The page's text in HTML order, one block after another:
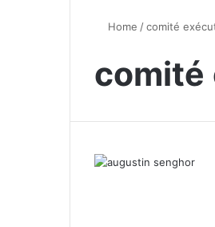
Home /comité